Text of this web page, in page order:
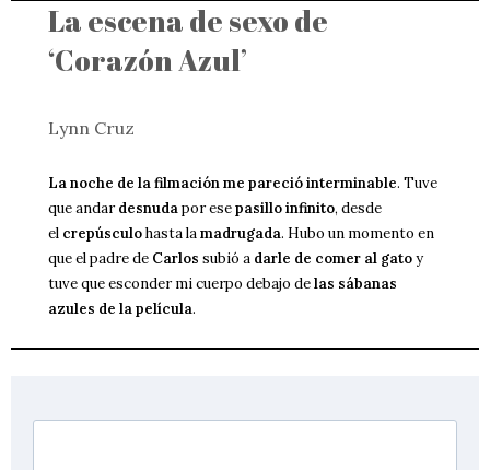
La escena de sexo de
‘Corazón Azul’
Lynn Cruz
La noche de la filmación me pareció interminable. Tuve
que andardesnudapor esepasillo infinito, desde
el crepúsculohasta lamadrugada. Hubo un momento en
que el padre de Carlos subió a darle de comer al gatoy
tuve que esconder mi cuerpo debajo delas sábanas
azules de la película.